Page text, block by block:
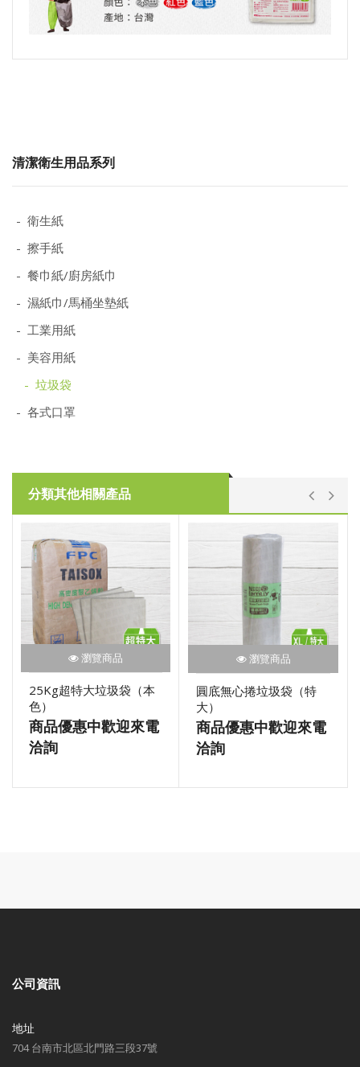
清潔衛生用品系列
- 衛生紙
- 擦手紙
- 餐巾紙/廚房紙巾
- 濕紙巾/馬桶坐墊紙
- 工業用紙
- 美容用紙
- 垃圾袋
- 各式口罩
分類其他相關產品
瀏覽商品
25Kg超特大垃圾袋（本
色）
商品優惠中歡迎來電
洽詢
瀏覽商品
圓底無心捲垃圾袋（特
大）
商品優惠中歡迎來電
洽詢
公司資訊
地址
704 台南市北區北門路三段37號